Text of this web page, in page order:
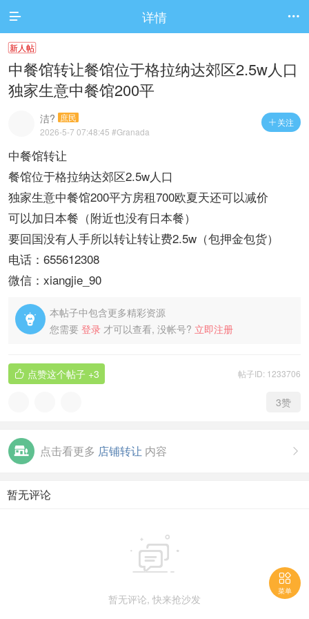
 详情 
新人帖
中餐馆转让餐馆位于格拉纳达郊区2.5w人口
独家生意中餐馆200平
 关注
洁? 庶民
2026-5-7 07:48:45 #Granada
中餐馆转让
餐馆位于格拉纳达郊区2.5w人口
独家生意中餐馆200平方房租700欧夏天还可以减价
可以加日本餐（附近也没有日本餐）
要回国没有人手所以转让转让费2.5w（包押金包货）
电话：655612308
微信：xiangjie_90

本帖子中包含更多精彩资源
您需要 登录 才可以查看, 没帐号? 立即注册
帖子ID: 1233706
 点赞这个帖子 +3
3赞

点击看更多 店铺转让 内容
暂无评论

暂无评论, 快来抢沙发

菜单